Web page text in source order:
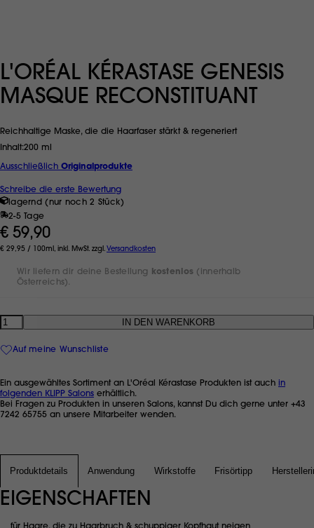
L'ORÉAL KÉRASTASE GENESIS
MASQUE RECONSTITUANT
Reichhaltige Maske, die die Haarfaser stärkt & regeneriert
Inhalt 200 ml
Ausschließlich Originalprodukte
Schreibe die erste Bewertung
lagernd (nur noch 2 Stück)
2-5 Tage
€ 59,90
€ 29,95 / 100ml, inkl. MwSt. zzgl.Versandkosten
Wir liefern dir deine Bestellung kostenlos (innerhalb
Österreichs).
Anzahl
Auf meine Wunschliste
Ein ausgewähltes Sortiment an L'Oréal Kérastase Produkten ist auch in
folgenden KLIPP Salons erhältlich.
Bei Fragen zu Produkten in unseren Salons, kannst Du dich gerne unter +43
7242 65755 an unsere Mitarbeiter wenden.
Produktdetails Anwendung Wirkstoffe Frisörtipp
EIGENSCHAFTEN